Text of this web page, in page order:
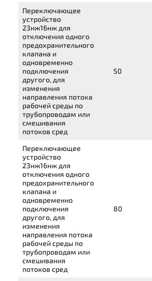
Переключающее
устройство
23нж16нж для
отключения одного
предохранительного
клапана и
одновременно
подключения
другого, для
изменения
направления потока
рабочей среды по
трубопроводам или
смешивания
потоков сред
50
Переключающее
устройство
23нж16нж для
отключения одного
предохранительного
клапана и
одновременно
подключения
другого, для
изменения
направления потока
рабочей среды по
трубопроводам или
смешивания
потоков сред
80